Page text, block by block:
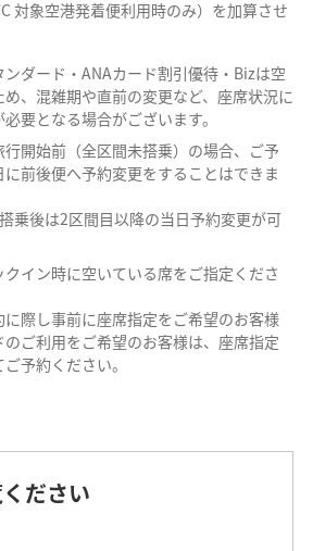
対象空港発着便利用時のみ）を加算させ
ンダード・ANAカード割引優待・Bizは空
、混雑期や直前の変更など、座席状況に
要となる場合がございます。
行開始前（全区間未搭乗）の場合、ご予
前後便へ予約変更をすることはできま
乗後は2区間目以降の当日予約変更が可
イン時に空いている席をご指定くださ
際し事前に座席指定をご希望のお客様
ご利用をご希望のお客様は、座席指定
予約ください。
ださい